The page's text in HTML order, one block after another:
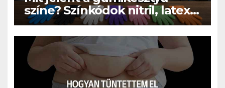
színe? Színkódok nitril, latex
és vinyl kesztyűknél